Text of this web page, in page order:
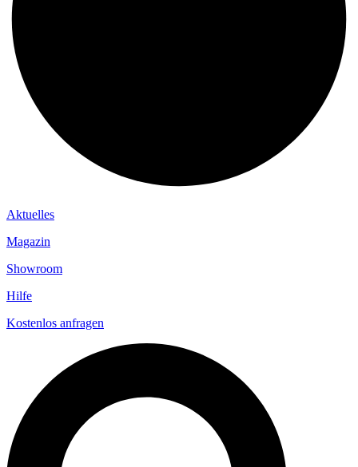
Aktuelles
Magazin
Showroom
Hilfe
Kostenlos anfragen